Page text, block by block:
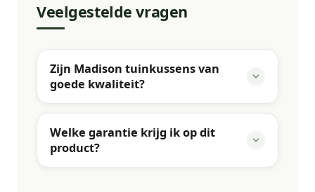
Veelgestelde vragen
Zijn Madison tuinkussens van
goede kwaliteit?
Welke garantie krijg ik op dit
product?